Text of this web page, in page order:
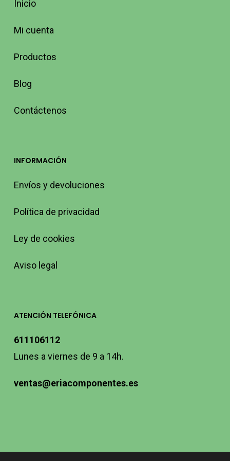
Inicio
Mi cuenta
Productos
Blog
Contáctenos
INFORMACIÓN
Envíos y devoluciones
Política de privacidad
Ley de cookies
Aviso legal
ATENCIÓN TELEFÓNICA
611106112
Lunes a viernes de 9 a 14h.
ventas@eriacomponentes.es